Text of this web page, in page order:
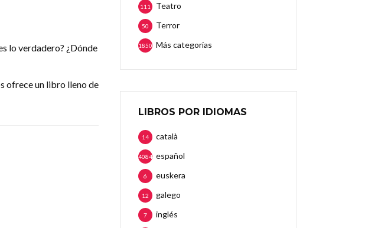
lo verdadero? ¿Dónde
ofrece un libro lleno de
Teatro
111
Terror
50
Más categorias
1850
LIBROS POR IDIOMAS
català
14
español
4084
euskera
6
galego
12
inglés
7